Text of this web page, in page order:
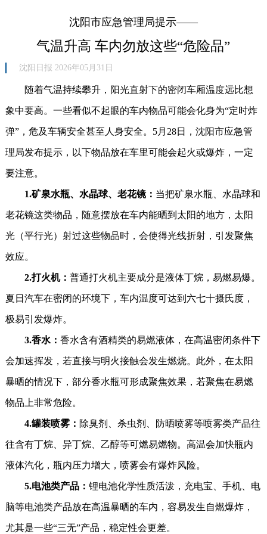
沈阳市应急管理局提示——
气温升高 车内勿放这些“危险品”
沈阳日报 2026年05月31日
随着气温持续攀升，阳光直射下的密闭车厢温度远比想
象中要高。一些看似不起眼的车内物品可能会化身为“定时炸
弹”，危及车辆安全甚至人身安全。5月28日，沈阳市应急管
理局发布提示，以下物品放在车里可能会起火或爆炸，一定
要注意。
1.矿泉水瓶、水晶球、老花镜： 当把矿泉水瓶、水晶球和
老花镜这类物品，随意摆放在车内能晒到太阳的地方，太阳
光（平行光）射过这些物品时，会使得光线折射，引发聚焦
效应。
2.打火机： 普通打火机主要成分是液体丁烷，易燃易爆。
夏日汽车在密闭的环境下，车内温度可达到六七十摄氏度，
极易引发爆炸。
3.香水： 香水含有酒精类的易燃液体，在高温密闭条件下
会加速挥发，若直接与明火接触会发生燃烧。此外，在太阳
暴晒的情况下，部分香水瓶可形成聚焦效果，若聚焦在易燃
物品上非常危险。
4.罐装喷雾： 除臭剂、杀虫剂、防晒喷雾等喷雾类产品往
往含有丁烷、异丁烷、乙醇等可燃易燃物。高温会加快瓶内
液体汽化，瓶内压力增大，喷雾会有爆炸风险。
5.电池类产品： 锂电池化学性质活泼，充电宝、手机、电
脑等电池类产品放在高温暴晒的车内，容易发生自燃爆炸，
尤其是一些“三无”产品，稳定性会更差。